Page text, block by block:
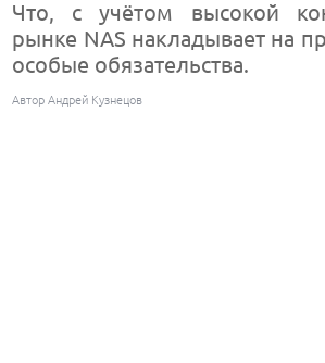
Что, с учётом высокой
рынке NAS накладывает на
особые обязательства.
Автор Андрей Кузнецов